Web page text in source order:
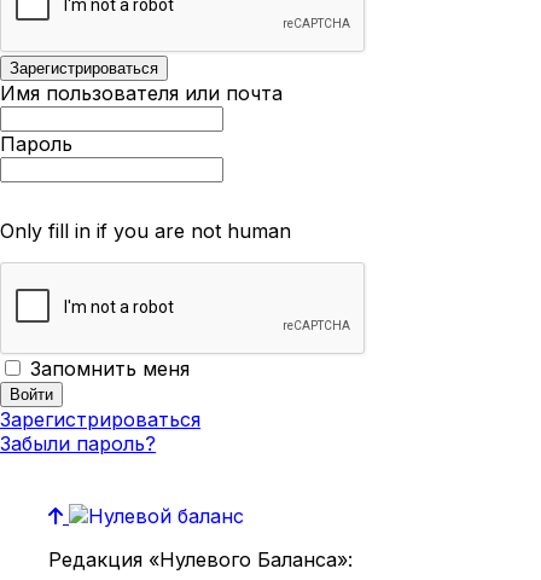
Имя пользователя или почта
Пароль
Only fill in if you are not human
Запомнить меня
Зарегистрироваться
Забыли пароль?
Редакция «Нулевого Баланса»: